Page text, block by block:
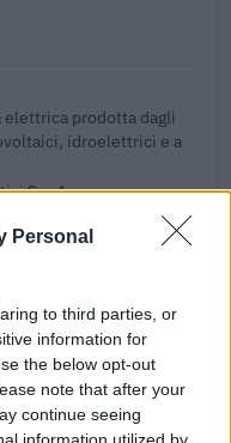
Personal
to third parties, or
information for
the below opt-out
note that after your
continue seeing
prodotta dagli
idroelettrici e a
S.p.A.
idroelettrici e a
S.p.A.